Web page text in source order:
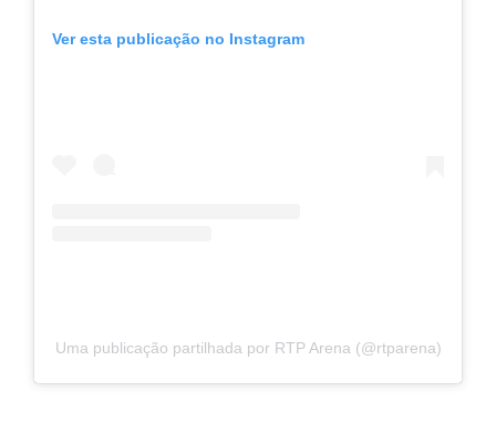
Ver esta publicação no Instagram
Uma publicação partilhada por RTP Arena (@rtparena)